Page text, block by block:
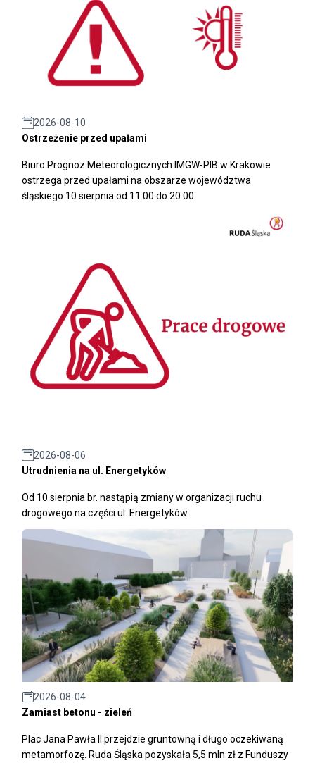
2026-08-10
Ostrzeżenie przed upałami
Biuro Prognoz Meteorologicznych IMGW-PIB w Krakowie
ostrzega przed upałami na obszarze województwa
śląskiego 10 sierpnia od 11:00 do 20:00.
2026-08-06
Utrudnienia na ul. Energetyków
Od 10 sierpnia br. nastąpią zmiany w organizacji ruchu
drogowego na części ul. Energetyków.
2026-08-04
Zamiast betonu - zieleń
Plac Jana Pawła II przejdzie gruntowną i długo oczekiwaną
metamorfozę. Ruda Śląska pozyskała 5,5 mln zł z Funduszy